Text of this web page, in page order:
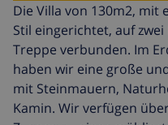
Die Villa von 130m2,
Stil eingerichtet, auf
Treppe verbunden. Im
haben wir eine große
mit Steinmauern,
Kamin. Wir verfügen